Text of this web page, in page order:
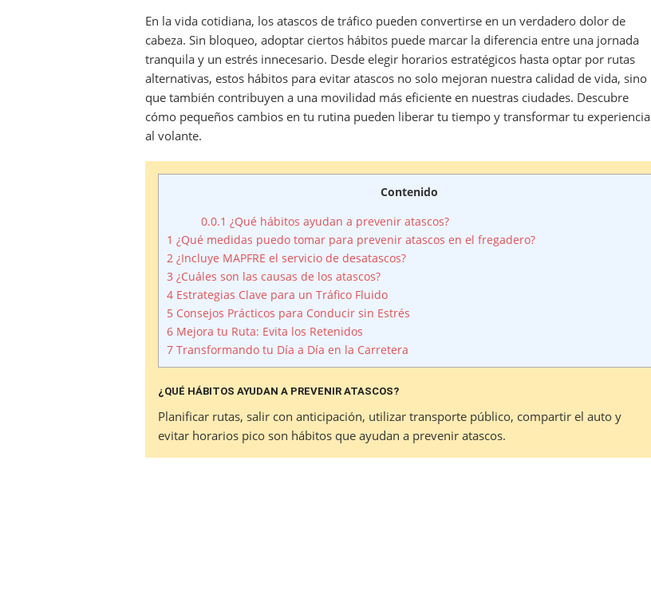
En la vida cotidiana, los atascos de tráfico pueden convertirse en un verdadero dolor de
cabeza. Sin bloqueo, adoptar ciertos hábitos puede marcar la diferencia entre una jornada
tranquila y un estrés innecesario. Desde elegir horarios estratégicos hasta optar por rutas
alternativas, estos hábitos para evitar atascos no solo mejoran nuestra calidad de vida, sino
que también contribuyen a una movilidad más eficiente en nuestras ciudades. Descubre
cómo pequeños cambios en tu rutina pueden liberar tu tiempo y transformar tu experiencia
al volante.
Contenido
0.0.1 ¿Qué hábitos ayudan a prevenir atascos?
1 ¿Qué medidas puedo tomar para prevenir atascos en el fregadero?
2 ¿Incluye MAPFRE el servicio de desatascos?
3 ¿Cuáles son las causas de los atascos?
4 Estrategias Clave para un Tráfico Fluido
5 Consejos Prácticos para Conducir sin Estrés
6 Mejora tu Ruta: Evita los Retenidos
7 Transformando tu Día a Día en la Carretera
¿QUÉ HÁBITOS AYUDAN A PREVENIR ATASCOS?
Planificar rutas, salir con anticipación, utilizar transporte público, compartir el auto y
evitar horarios pico son hábitos que ayudan a prevenir atascos.